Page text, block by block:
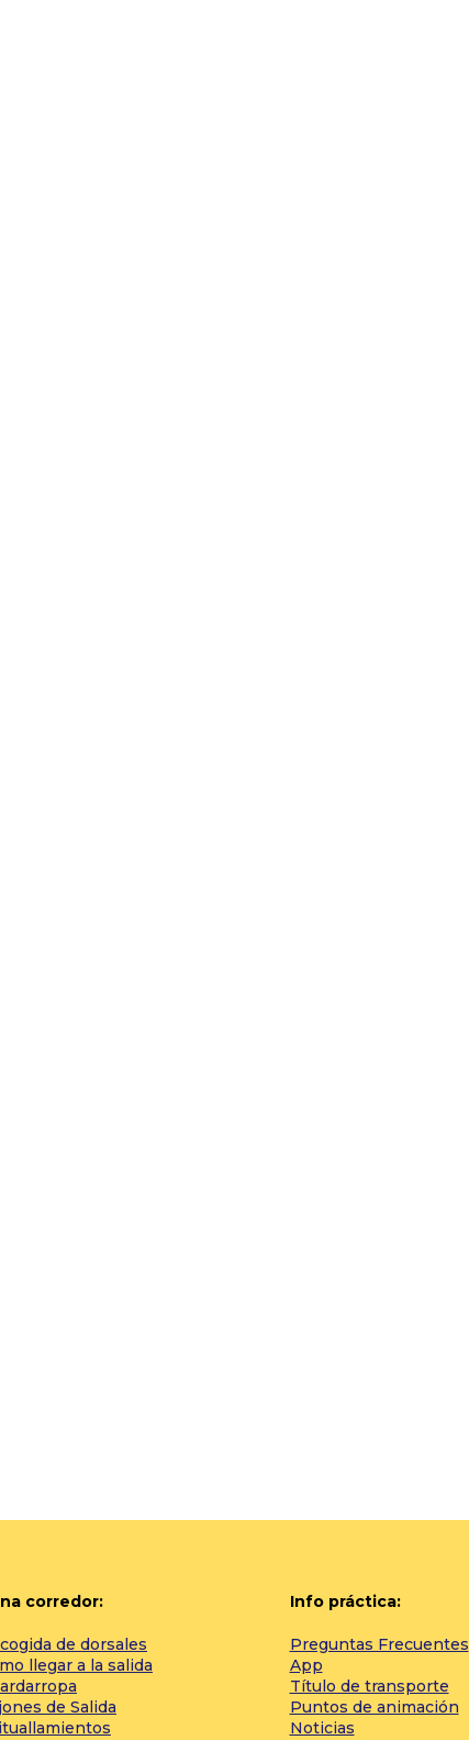
corredor:
de dorsales
llegar a la salida
de Salida
Info práctica:
Preguntas Frecuentes
App
Título de transporte
Puntos de animación
Noticias